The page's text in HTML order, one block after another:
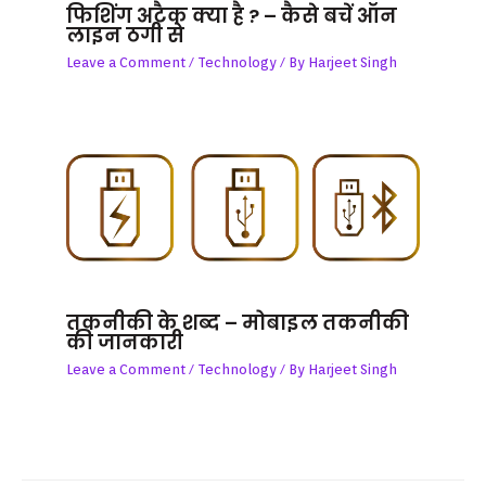
फिशिंग अटैक क्या है ? – कैसे बचें ऑन
लाइन ठगी से
Leave a Comment / Technology / By Harjeet Singh
तकनीकी के शब्द – मोबाइल तकनीकी
की जानकारी
Leave a Comment / Technology / By Harjeet Singh